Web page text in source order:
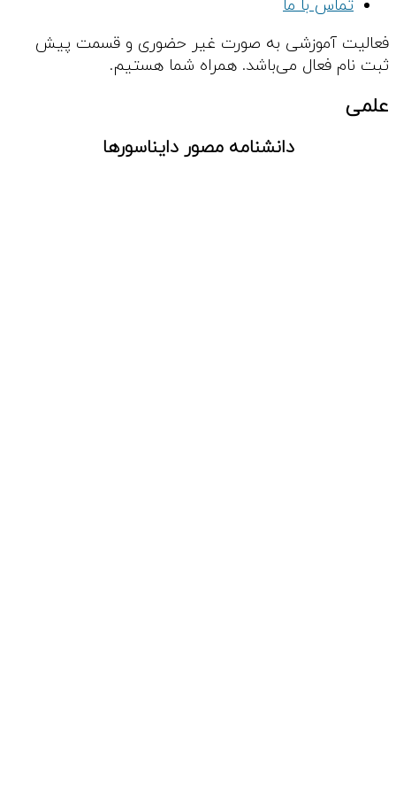
ما
به صورت غیر حضوری و قسمت پیش
می‌باشد. همراه شما هستیم.
دانشنامه مصور دایناسورها